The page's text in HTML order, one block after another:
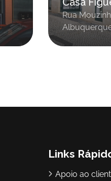
Rua
Links
Apoio ao